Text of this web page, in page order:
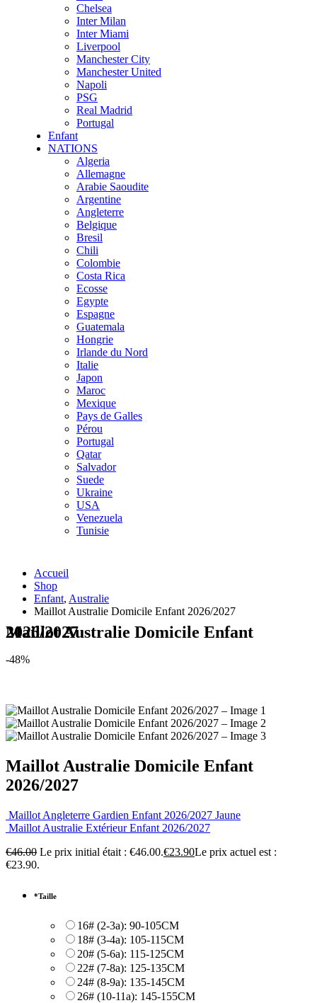
Chelsea
Inter Milan
Inter Miami
Liverpool
Manchester City
Manchester United
Napoli
PSG
Real Madrid
Portugal
Enfant
NATIONS
Algeria
Allemagne
Arabie Saoudite
Argentine
Angleterre
Belgique
Bresil
Chili
Colombie
Costa Rica
Ecosse
Egypte
Espagne
Guatemala
Hongrie
Irlande du Nord
Italie
Japon
Maroc
Mexique
Pays de Galles
Pérou
Portugal
Qatar
Salvador
Suede
Ukraine
USA
Venezuela
Tunisie
Accueil
Shop
Enfant, Australie
Maillot Australie Domicile Enfant 2026/2027
Maillot Australie Domicile Enfant 2026/2027
-48%
Maillot Australie Domicile Enfant
2026/2027
Maillot Angleterre Gardien Enfant 2026/2027 Jaune
Maillot Australie Extérieur Enfant 2026/2027
€46.00 Le prix initial était : €46.00.€23.90Le prix actuel est :
€23.90.
*Taille
16# (2-3a): 90-105CM
18# (3-4a): 105-115CM
20# (5-6a): 115-125CM
22# (7-8a): 125-135CM
24# (8-9a): 135-145CM
26# (10-11a): 145-155CM